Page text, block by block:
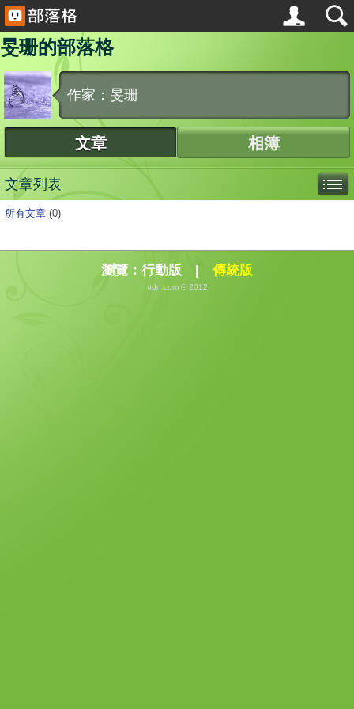
旻珊的部落格
作家：旻珊
文章 相簿
文章列表
所有文章 (0)
瀏覽： 行動版 | 傳統版
udn.com © 2012